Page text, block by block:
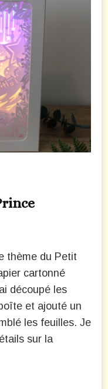
thème du Petit
cartonné
découpé les
et ajouté un
les feuilles. Je
sur la